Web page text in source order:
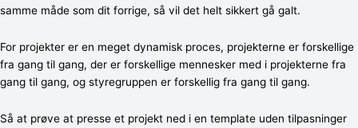
samme måde som dit forrige, så vil det helt sikkert gå galt.
For projekter er en meget dynamisk proces, projekterne er forskellige
fra gang til gang, der er forskellige mennesker med i projekterne fra
gang til gang, og styregruppen er forskellig fra gang til gang.
Så at prøve at presse et projekt ned i en template uden tilpasninger